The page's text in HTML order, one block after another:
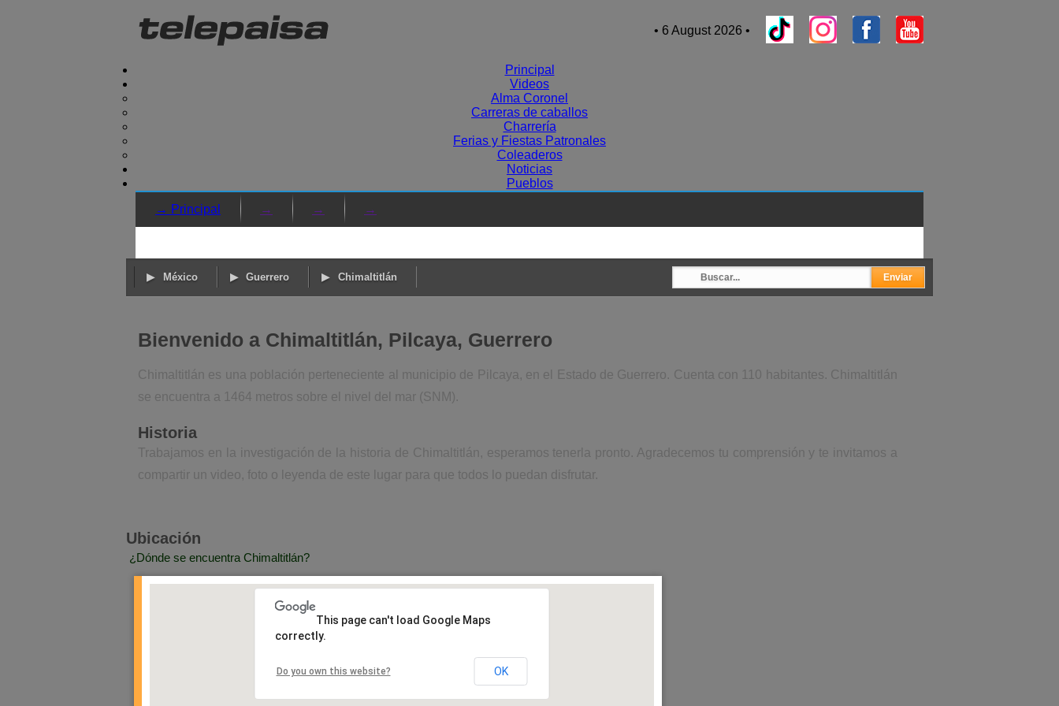
• 6 August 2026 •
Principal
Videos
Alma Coronel
Carreras de caballos
Charrería
Ferias y Fiestas Patronales
Coleaderos
Noticias
Pueblos
→ Principal
→ → →
México Guerrero Chimaltitlán
Bienvenido a Chimaltitlán, Pilcaya, Guerrero
Chimaltitlán es una población perteneciente al municipio de Pilcaya, en el Estado de Guerrero. Cuenta con 110 habitantes. Chimaltitlán
se encuentra a 1464 metros sobre el nivel del mar (SNM).
Historia
Trabajamos en la investigación de la historia de Chimaltitlán, esperamos tenerla pronto. Agradecemos tu comprensión y te invitamos a
compartir un video, foto o leyenda de este lugar para que todos lo puedan disfrutar.
Ubicación
¿Dónde se encuentra Chimaltitlán?
This page can't load Google Maps
correctly.
Do you own this website? OK